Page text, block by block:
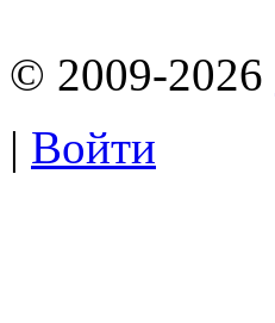
© 2009-2026
| Войти